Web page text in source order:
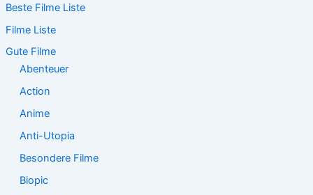
h
n
n
Beste Filme Liste
Filme Liste
Gute Filme
Abenteuer
Action
Anime
Anti-Utopia
Besondere Filme
Biopic